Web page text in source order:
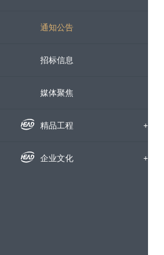
下属公司
发展历程
荣誉资质
企业宣传片
通知公告
招标信息
媒体聚焦
精品工程 +
国内工程
企业文化 +